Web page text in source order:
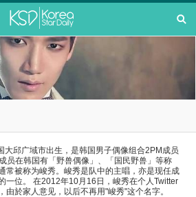
大邱广域市出生，是韩国男子偶像组合2PM成员
员在韩国有「野兽偶像」、「国民野兽」等称
常被称为峻秀。峻秀是队中的主唱，亦是现任成
一位。 在2012年10月16日，峻秀在个人Twitter
由於家人意见，以后不再用"峻秀"这个名字。